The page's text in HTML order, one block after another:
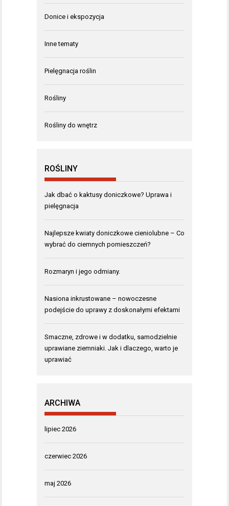
Donice i ekspozycja
Inne tematy
Pielęgnacja roślin
Rośliny
Rośliny do wnętrz
ROŚLINY
Jak dbać o kaktusy doniczkowe? Uprawa i
pielęgnacja
Najlepsze kwiaty doniczkowe cieniolubne – Co
wybrać do ciemnych pomieszczeń?
Rozmaryn i jego odmiany.
Nasiona inkrustowane – nowoczesne
podejście do uprawy z doskonałymi efektami
Smaczne, zdrowe i w dodatku, samodzielnie
uprawiane ziemniaki. Jak i dlaczego, warto je
uprawiać
ARCHIWA
lipiec 2026
czerwiec 2026
maj 2026